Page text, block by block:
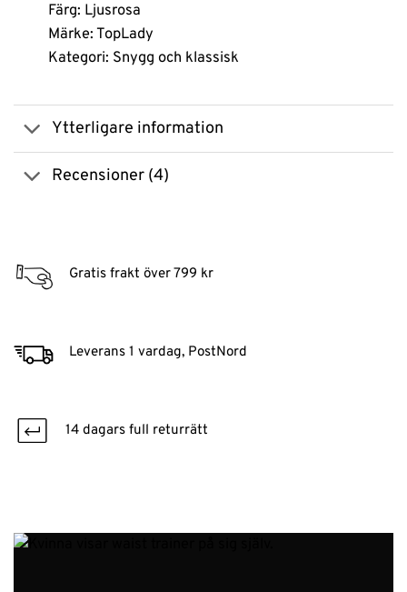
Färg: Ljusrosa
Märke: TopLady
Kategori: Snygg och klassisk
Ytterligare information
Recensioner (4)
Gratis frakt över 799 kr
Leverans 1 vardag, PostNord
14 dagars full returrätt